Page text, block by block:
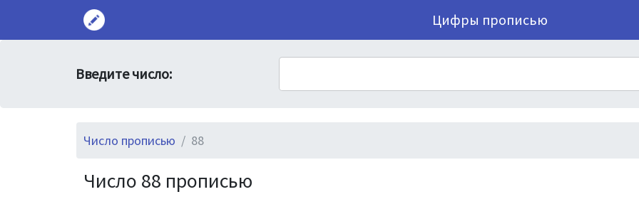
Цифры прописью
Введите число:
Число прописью 88
Число 88 прописью